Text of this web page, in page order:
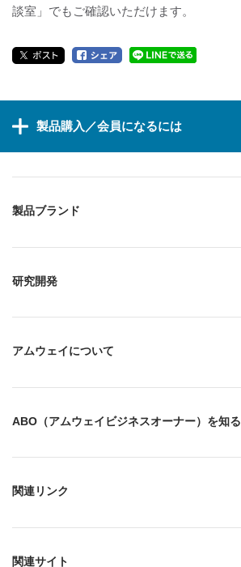
談室」でもご確認いただけます。
製品購入／会員になるには
製品ブランド
研究開発
アムウェイについて
ABO（アムウェイビジネスオーナー）を知る
関連リンク
関連サイト